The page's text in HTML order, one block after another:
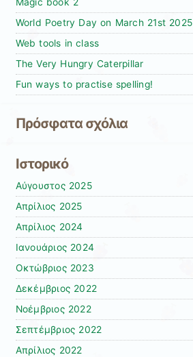
Magic book 2
World Poetry Day on March 21st 2025
Web tools in class
The Very Hungry Caterpillar
Fun ways to practise spelling!
Πρόσφατα σχόλια
Ιστορικό
Αύγουστος 2025
Απρίλιος 2025
Απρίλιος 2024
Ιανουάριος 2024
Οκτώβριος 2023
Δεκέμβριος 2022
Νοέμβριος 2022
Σεπτέμβριος 2022
Απρίλιος 2022